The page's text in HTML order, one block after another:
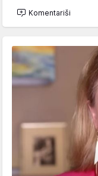
Komentariši